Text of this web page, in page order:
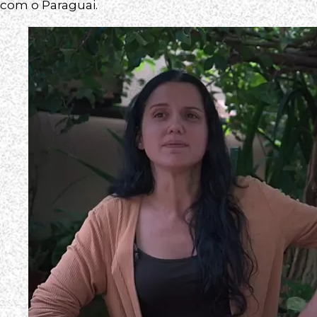
com o Paraguai.